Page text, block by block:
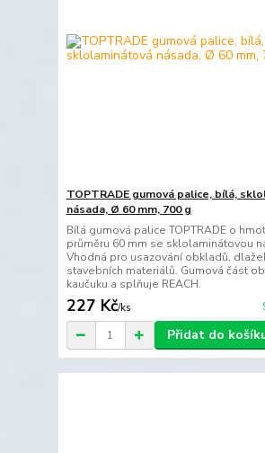
TOPTRADE gumová palice, bílá,
násada, Ø 60 mm, 700 g
Bílá gumová palice TOPTRADE o
průměru 60 mm se sklolaminátovou
Vhodná pro usazování obkladů,
stavebních materiálů. Gumová část
kaučuku a splňuje REACH.
227 Kč/ks
Přidat do